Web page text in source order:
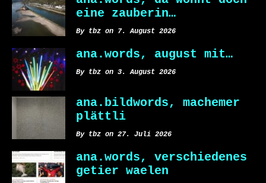
eine zauberin…
By tbz on 7. August 2026
ana.words, august mit…
By tbz on 3. August 2026
ana.bildwords, machemer
plättli
By tbz on 27. Juli 2026
ana.words, verschiedenes
getier waelen